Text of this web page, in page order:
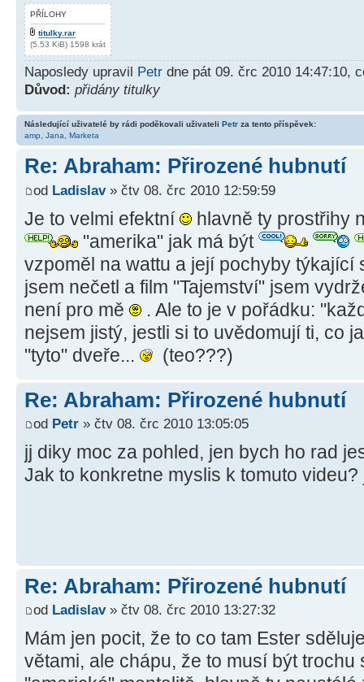
PŘÍLOHY
titulky.rar
(5.53 KiB) 1598 krát
Naposledy upravil Petr dne pát 09. črc 2010 14:47:10,
Důvod: přidány titulky
Následující uživatelé by rádi poděkovali uživateli Petr za tento příspěvek:
amp
Jana Marketa
Re: Abraham: Přirozené hubnutí
od Ladislav» čtv 08. črc 2010 12:59:59
Je to velmi efektní
hlavně ty prostřihy
"amerika" jak má být
vzpoměl na wattu a její pochyby týkající
jsem nečetl a film "Tajemství" jsem
není pro mě
. Ale to je v pořádku:
nejsem jistý, jestli si to uvědomují ti, co
"tyto" dveře...
(teo???)
Re: Abraham: Přirozené hubnutí
od Petr » čtv 08. črc 2010 13:05:05
jj diky moc za pohled, jen bych ho rad
Jak to konkretne myslis k tomuto
Re: Abraham: Přirozené hubnutí
od Ladislav» čtv 08. črc 2010 13:27:32
Mám jen pocit, že to co tam Ester
větami, ale chápu, že to musí být